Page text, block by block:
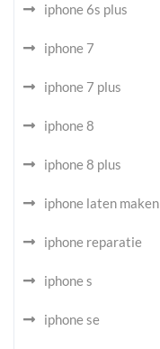
iphone 6s plus
iphone 7
iphone 7 plus
iphone 8
iphone 8 plus
iphone laten maken
iphone reparatie
iphone s
iphone se